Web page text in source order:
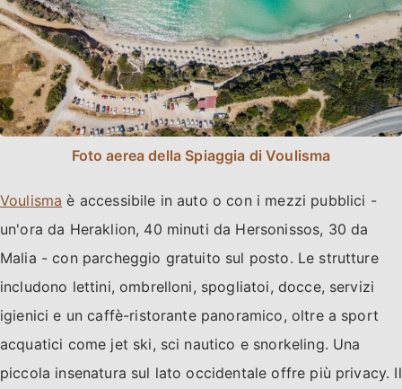
Foto aerea della Spiaggia di Voulisma
Voulisma è accessibile in auto o con i mezzi pubblici -
un'ora da Heraklion, 40 minuti da Hersonissos, 30 da
Malia - con parcheggio gratuito sul posto. Le strutture
includono lettini, ombrelloni, spogliatoi, docce, servizi
igienici e un caffè-ristorante panoramico, oltre a sport
acquatici come jet ski, sci nautico e snorkeling. Una
piccola insenatura sul lato occidentale offre più privacy. Il